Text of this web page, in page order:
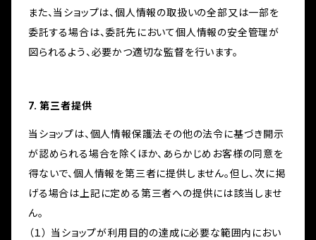
また、当ショップは、個人情報の取扱いの全部又は一部を
委託する場合は、委託先において個人情報の安全管理が
図られるよう、必要かつ適切な監督を行います。
7. 第三者提供
当ショップは、個人情報保護法その他の法令に基づき開示
が認められる場合を除くほか、あらかじめお客様の同意を
得ないで、個人情報を第三者に提供しません。但し、次に掲
げる場合は上記に定める第三者への提供には該当しませ
ん。
（１） 当ショップが利用目的の達成に必要な範囲内におい